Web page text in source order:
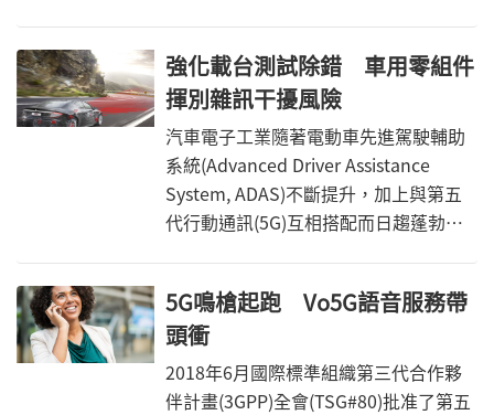
在眾多產業與應用中能夠確實商業化。
強化載台測試除錯 車用零組件
揮別雜訊干擾風險
汽車電子工業隨著電動車先進駕駛輔助
系統(Advanced Driver Assistance
System, ADAS)不斷提升，加上與第五
代行動通訊(5G)互相搭配而日趨蓬勃發
自駕等級約在Level 2及Level 3，預計在
2025年之前，將會出現無論在任何路
況、任何環境均可達Level 5的自駕車行
駛於路面。
5G鳴槍起跑 Vo5G語音服務帶
頭衝
2018年6月國際標準組織第三代合作夥
伴計畫(3GPP)全會(TSG#80)批准了第五